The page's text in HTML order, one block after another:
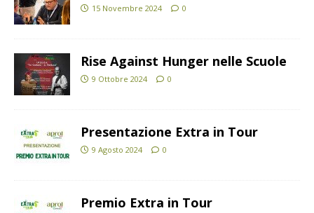
15 Novembre 2024 0
Rise Against Hunger nelle Scuole
9 Ottobre 2024 0
Presentazione Extra in Tour
9 Agosto 2024 0
Premio Extra in Tour